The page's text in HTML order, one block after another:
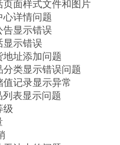
页面样式文件和图片
心详情问题
告显示错误
显示错误
地址添加问题
分类显示错误问题
值记录显示异常
列表显示问题
级